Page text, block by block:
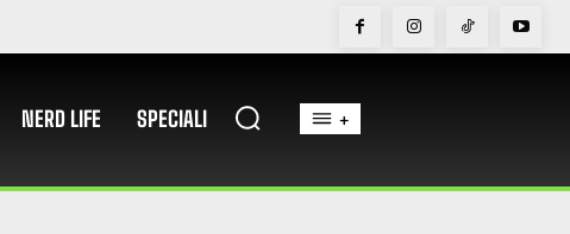
NERD LIFE SPECIALI +